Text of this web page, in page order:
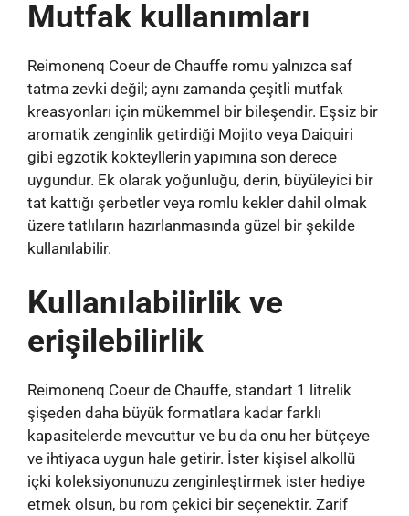
Mutfak kullanımları
Reimonenq Coeur de Chauffe romu yalnızca saf
tatma zevki değil; aynı zamanda çeşitli mutfak
kreasyonları için mükemmel bir bileşendir. Eşsiz bir
aromatik zenginlik getirdiği Mojito veya Daiquiri
gibi egzotik kokteyllerin yapımına son derece
uygundur. Ek olarak yoğunluğu, derin, büyüleyici bir
tat kattığı şerbetler veya romlu kekler dahil olmak
üzere tatlıların hazırlanmasında güzel bir şekilde
kullanılabilir.
Kullanılabilirlik ve
erişilebilirlik
Reimonenq Coeur de Chauffe, standart 1 litrelik
şişeden daha büyük formatlara kadar farklı
kapasitelerde mevcuttur ve bu da onu her bütçeye
ve ihtiyaca uygun hale getirir. İster kişisel alkollü
içki koleksiyonunuzu zenginleştirmek ister hediye
etmek olsun, bu rom çekici bir seçenektir. Zarif